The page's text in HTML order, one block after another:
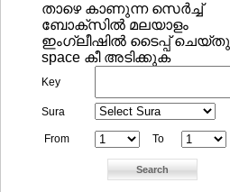
താഴെ കാണുന്ന സെര്‍ച്ച്‌
ബോക്സില്‍ മലയാളം
ഇംഗ്ലീഷില്‍ ടൈപ്പ് ചെയ്തു
space കീ അടിക്കുക
Key
Sura
From To